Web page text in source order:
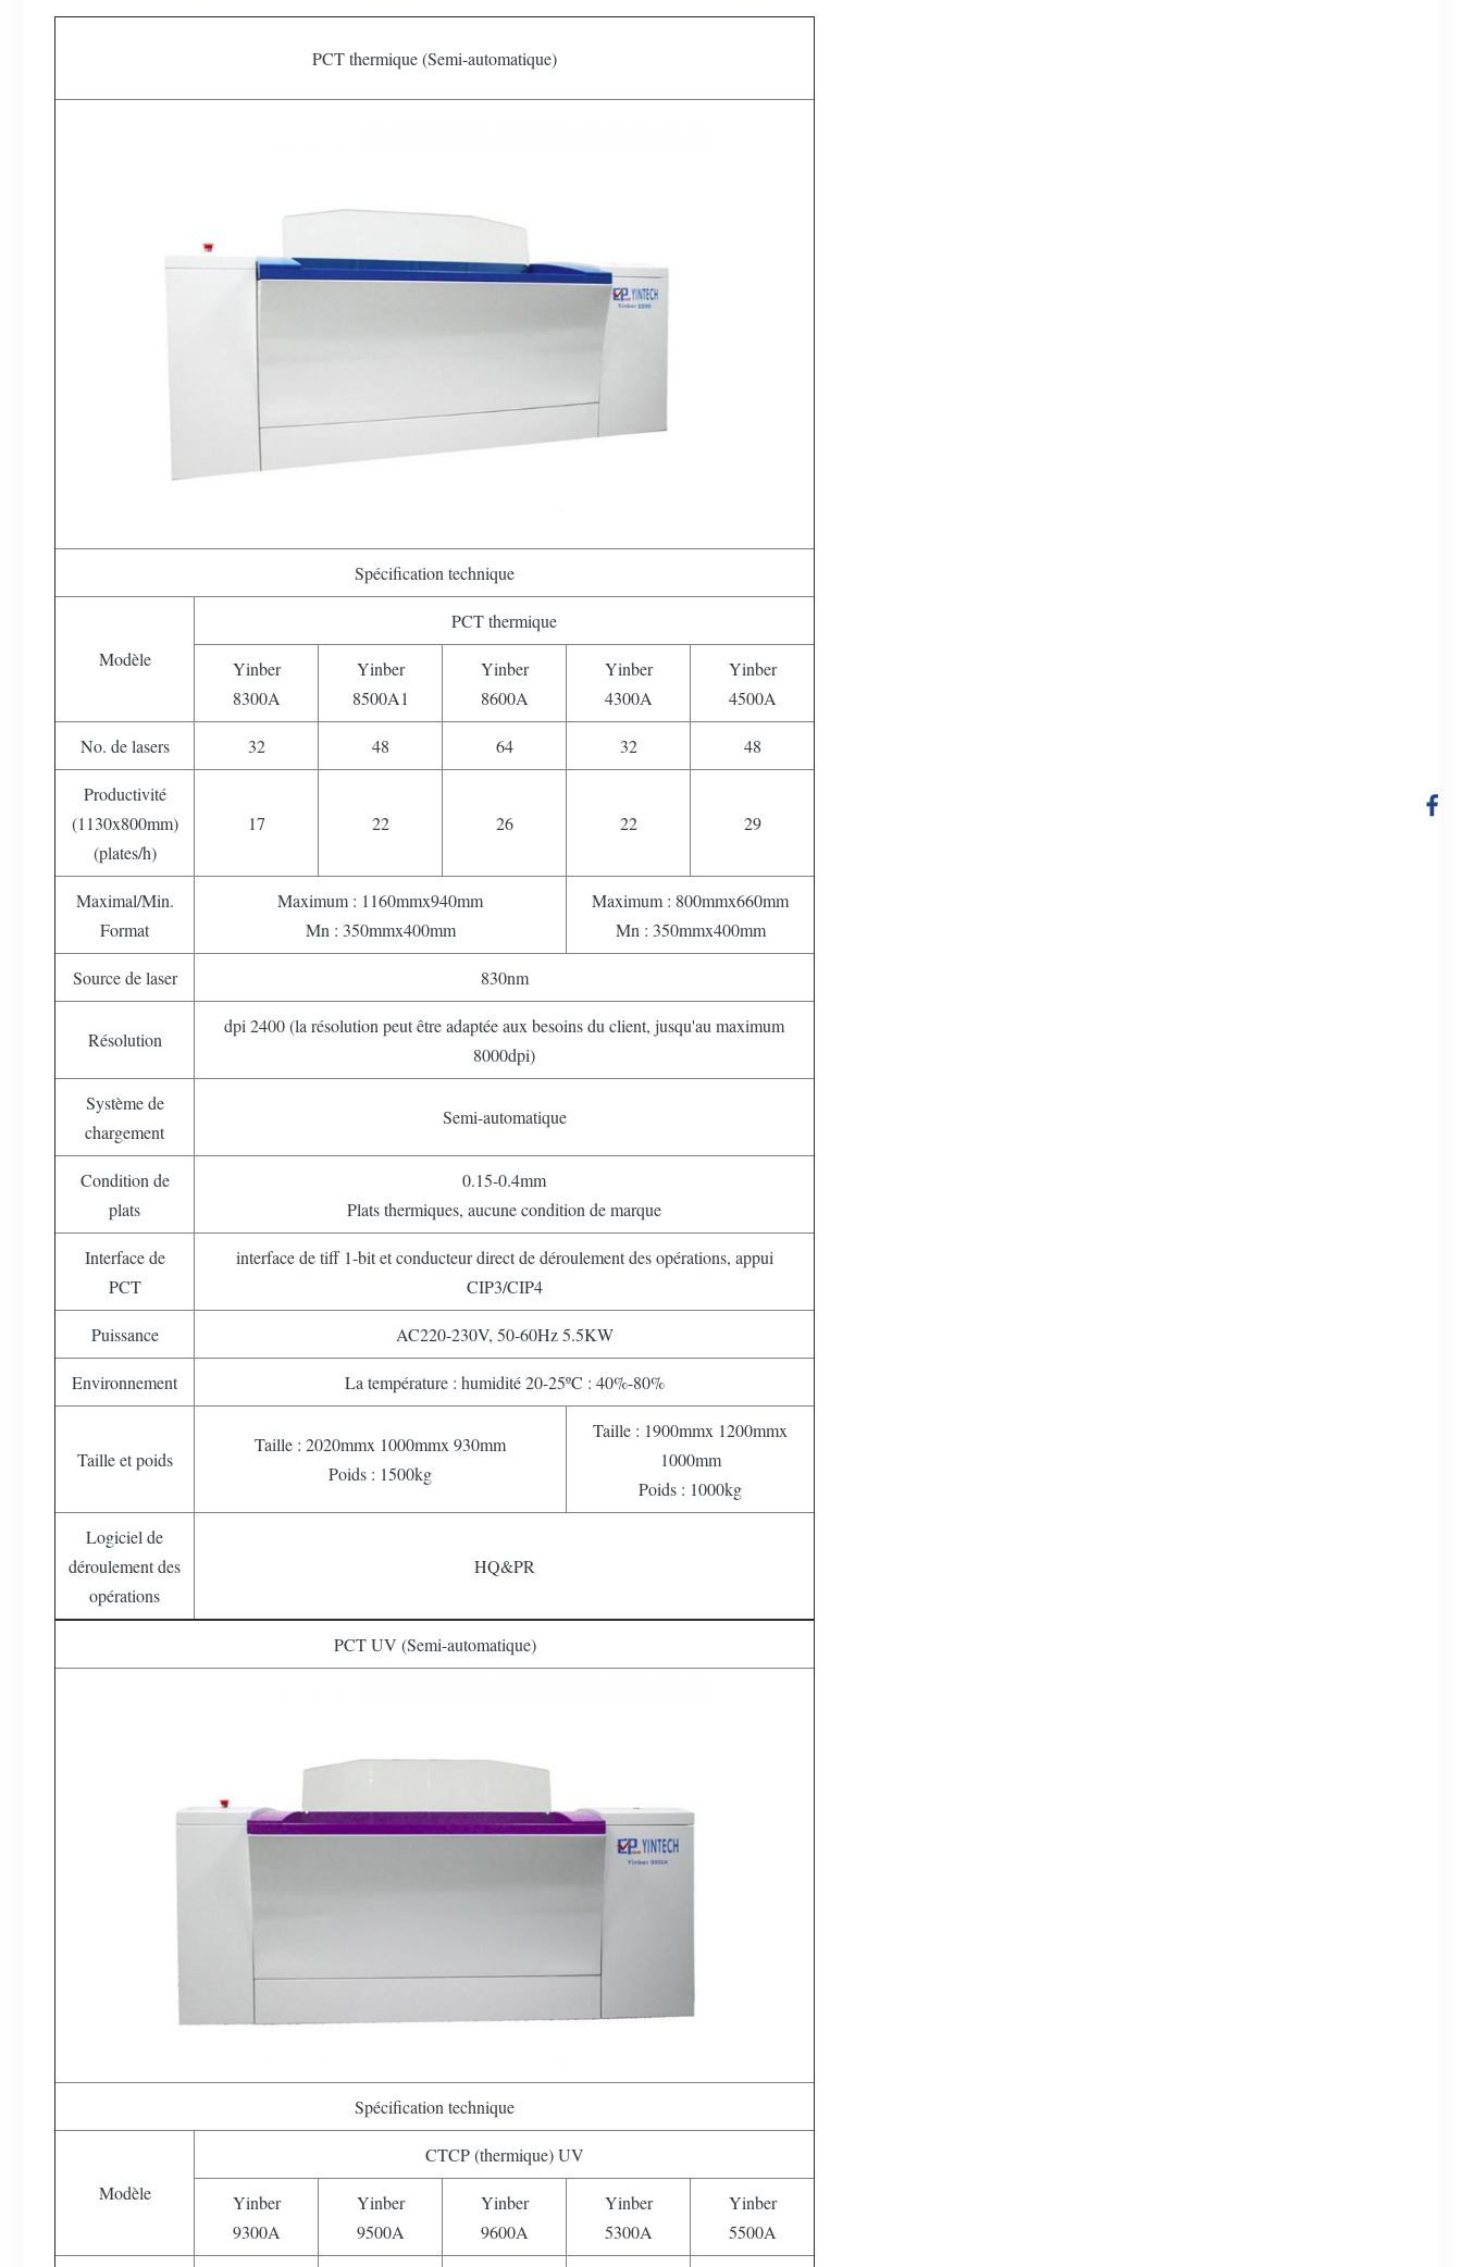
PCT thermique (Semi-automatique)
Spécification technique
Modèle
PCT thermique
Yinber
8300A
Yinber
8500A1
Yinber
8600A
Yinber
4300A
Yinber
4500A
No. de lasers 32 48 64 32 48
Productivité
(1130x800mm)
(plates/h)
17 22 26 22 29
Maximal/Min.
Format
Maximum : 1160mmx940mm
Mn : 350mmx400mm
Maximum : 800mmx660mm
Mn : 350mmx400mm
Source de laser 830nm
Résolution
dpi 2400 (la résolution peut être adaptée aux besoins du client, jusqu'au maximum
8000dpi)
Système de
chargement
Semi-automatique
Condition de
plats
0.15-0.4mm
Plats thermiques, aucune condition de marque
Interface de
PCT
interface de tiff 1-bit et conducteur direct de déroulement des opérations, appui
CIP3/CIP4
Puissance AC220-230V, 50-60Hz 5.5KW
Environnement La température : humidité 20-25ºC : 40%-80%
Taille et poids
Taille : 2020mmx 1000mmx 930mm
Poids : 1500kg
Taille : 1900mmx 1200mmx
1000mm
Poids : 1000kg
Logiciel de
déroulement des
opérations
HQ&PR
PCT UV (Semi-automatique)
Spécification technique
Modèle
CTCP (thermique) UV
Yinber
9300A
Yinber
9500A
Yinber
9600A
Yinber
5300A
Yinber
5500A